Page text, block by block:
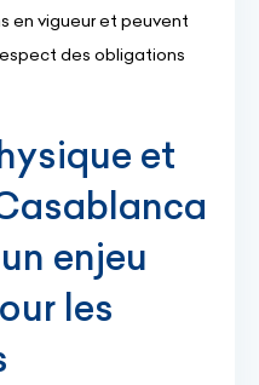
en vigueur et peuvent
des obligations
et
enjeu
les